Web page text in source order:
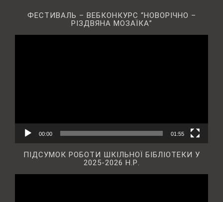
ФЕСТИВАЛЬ – ВЕБКОНКУРС “НОВОРІЧНО –
РІЗДВЯНА МОЗАЇКА”
00:00 01:55
ПІДСУМОК РОБОТИ ШКІЛЬНОЇ БІБЛІОТЕКИ У
2025-2026 Н.Р.